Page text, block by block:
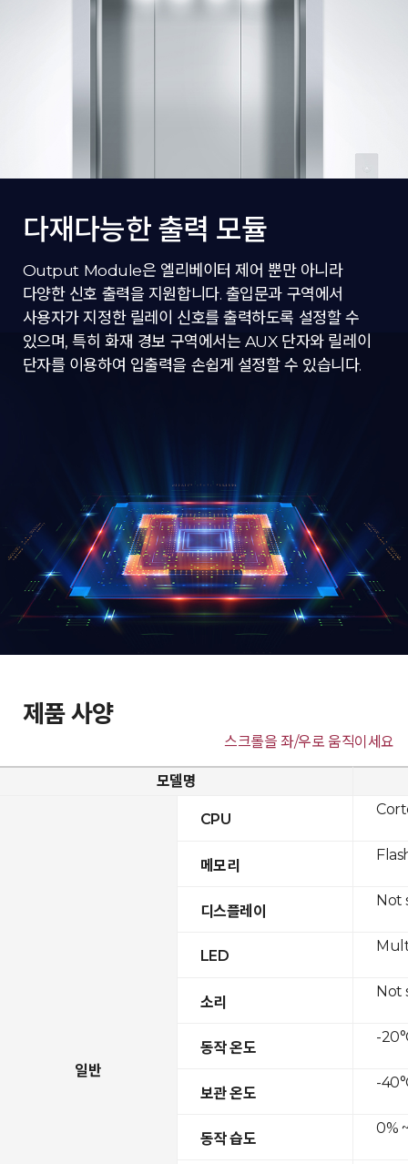
다재다능한 출력 모듈
Output Module은 엘리베이터 제어 뿐만 아니라
다양한 신호 출력을 지원합니다. 출입문과 구역에서
사용자가 지정한 릴레이 신호를 출력하도록 설정할 수
있으며, 특히 화재 경보 구역에서는 AUX 단자와 릴레이
단자를 이용하여 입출력을 손쉽게 설정할 수 있습니다.
제품 사양
스크롤을 좌/우로 움직이세요
모델명
일반
CPU
메모리
디스플레이
LED
소리
동작 온도
보관 온도
동작 습도
Not
Not
-
-
0%